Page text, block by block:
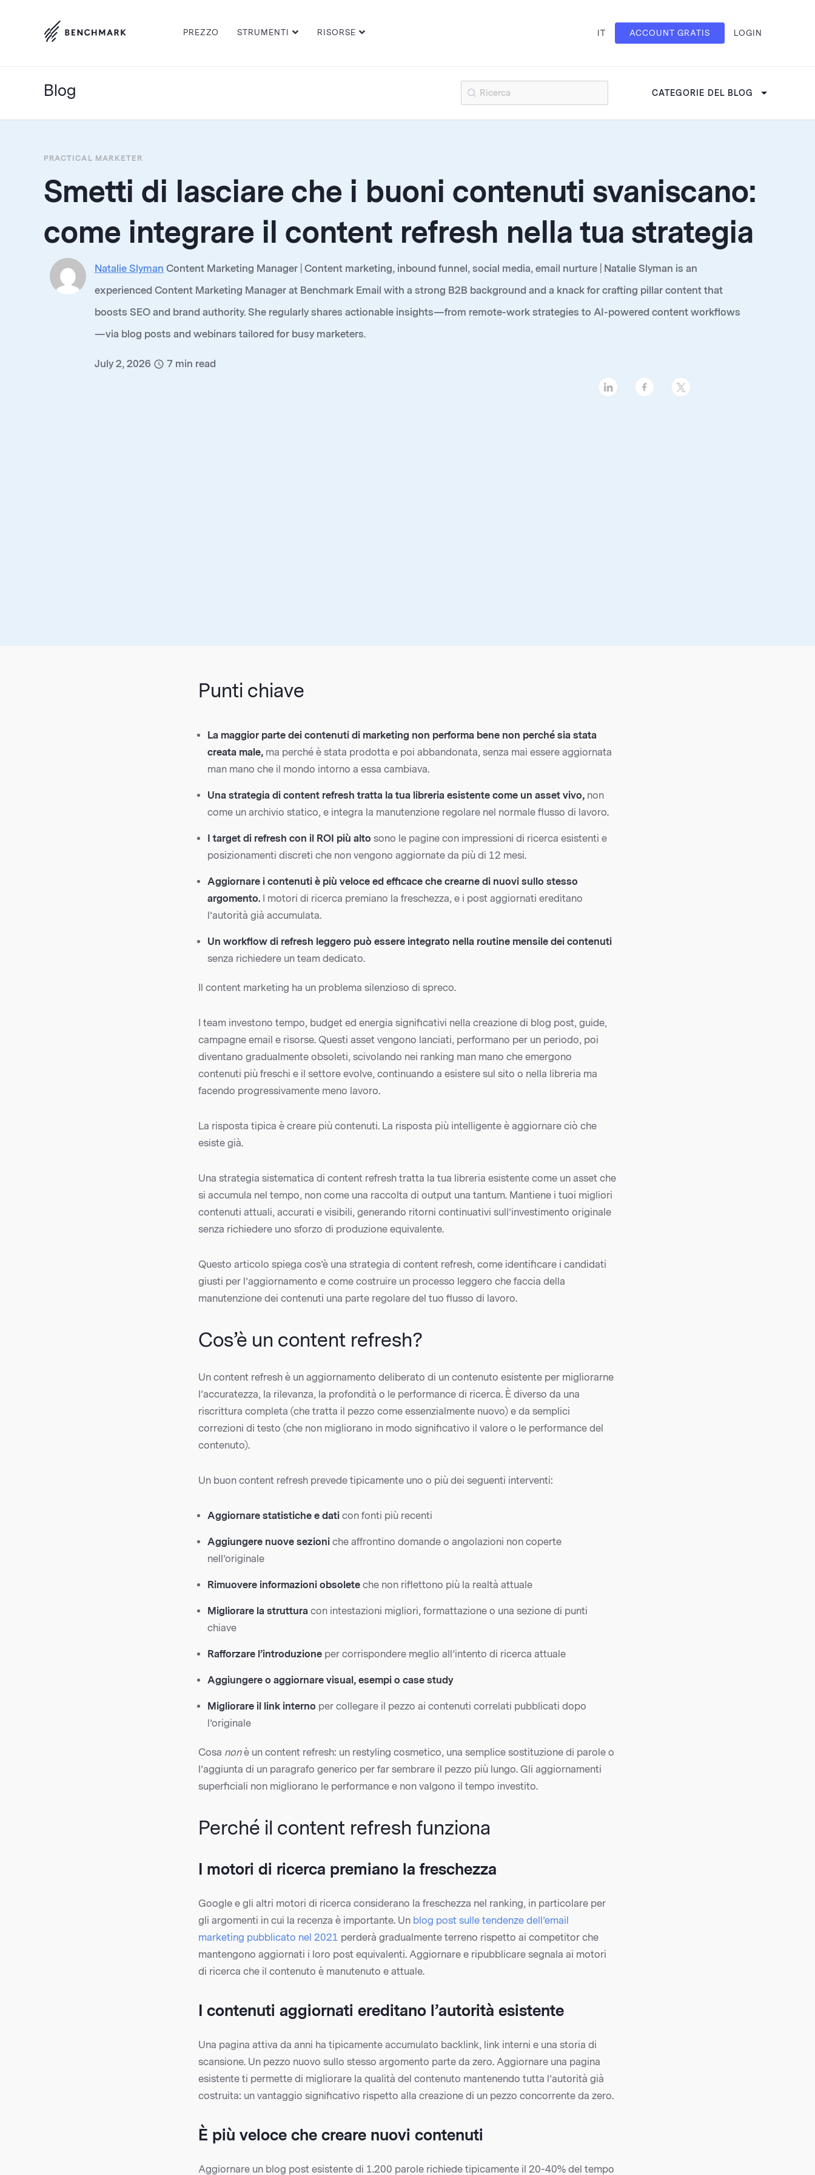
PREZZO STRUMENTI RISORSE IT ACCOUNT GRATIS LOGIN
Blog CATEGORIE DEL BLOG
PRACTICAL MARKETER
Smetti di lasciare che i buoni contenuti svaniscano:
come integrare il content refresh nella tua strategia
Natalie Slyman Content Marketing Manager | Content marketing, inbound funnel, social media, email nurture | Natalie Slyman is an
experienced Content Marketing Manager at Benchmark Email with a strong B2B background and a knack for crafting pillar content that
boosts SEO and brand authority. She regularly shares actionable insights—from remote-work strategies to AI-powered content workflows
—via blog posts and webinars tailored for busy marketers.
July 2, 2026 7 min read
Punti chiave
La maggior parte dei contenuti di marketing non performa bene non perché sia stata
creata male, ma perché è stata prodotta e poi abbandonata, senza mai essere aggiornata
man mano che il mondo intorno a essa cambiava.
Una strategia di content refresh tratta la tua libreria esistente come un asset vivo, non
come un archivio statico, e integra la manutenzione regolare nel normale flusso di lavoro.
I target di refresh con il ROI più alto sono le pagine con impressioni di ricerca esistenti e
posizionamenti discreti che non vengono aggiornate da più di 12 mesi.
Aggiornare i contenuti è più veloce ed efficace che crearne di nuovi sullo stesso
argomento.
I motori di ricerca premiano la freschezza, e i post aggiornati ereditano
l’autorità già accumulata.
Un workflow di refresh leggero può essere integrato nella routine mensile dei contenuti
senza richiedere un team dedicato.
Il content marketing ha un problema silenzioso di spreco.
I team investono tempo, budget ed energia significativi nella creazione di blog post, guide,
campagne email e risorse. Questi asset vengono lanciati, performano per un periodo, poi
diventano gradualmente obsoleti, scivolando nei ranking man mano che emergono
contenuti più freschi e il settore evolve, continuando a esistere sul sito o nella libreria ma
facendo progressivamente meno lavoro.
La risposta tipica è creare più contenuti. La risposta più intelligente è aggiornare ciò che
esiste già.
Una strategia sistematica di content refresh tratta la tua libreria esistente come un asset che
si accumula nel tempo, non come una raccolta di output una tantum. Mantiene i tuoi migliori
contenuti attuali, accurati e visibili, generando ritorni continuativi sull’investimento originale
senza richiedere uno sforzo di produzione equivalente.
Questo articolo spiega cos’è una strategia di content refresh, come identificare i candidati
giusti per l’aggiornamento e come costruire un processo leggero che faccia della
manutenzione dei contenuti una parte regolare del tuo flusso di lavoro.
Cos’è un content refresh?
Un content refresh è un aggiornamento deliberato di un contenuto esistente per migliorarne
l’accuratezza, la rilevanza, la profondità o le performance di ricerca. È diverso da una
riscrittura completa (che tratta il pezzo come essenzialmente nuovo) e da semplici
correzioni di testo (che non migliorano in modo significativo il valore o le performance del
contenuto).
Un buon content refresh prevede tipicamente uno o più dei seguenti interventi:
Aggiornare statistiche e dati con fonti più recenti
Aggiungere nuove sezioni che affrontino domande o angolazioni non coperte
nell’originale
Rimuovere informazioni obsolete che non riflettono più la realtà attuale
Migliorare la struttura con intestazioni migliori, formattazione o una sezione di punti
chiave
Rafforzare l’introduzione per corrispondere meglio all’intento di ricerca attuale
Aggiungere o aggiornare visual, esempi o case study
Migliorare il link interno per collegare il pezzo ai contenuti correlati pubblicati dopo
l’originale
Cosa nonè un content refresh: un restyling cosmetico, una semplice sostituzione di parole o
l’aggiunta di un paragrafo generico per far sembrare il pezzo più lungo. Gli aggiornamenti
superficiali non migliorano le performance e non valgono il tempo investito.
Perché il content refresh funziona
I motori di ricerca premiano la freschezza
Google e gli altri motori di ricerca considerano la freschezza nel ranking, in particolare per
gli argomenti in cui la recenza è importante. Un blog post sulle tendenze dell’email
marketing pubblicato nel 2021 perderà gradualmente terreno rispetto ai competitor che
mantengono aggiornati i loro post equivalenti. Aggiornare e ripubblicare segnala ai motori
di ricerca che il contenuto è manutenuto e attuale.
I contenuti aggiornati ereditano l’autorità esistente
Una pagina attiva da anni ha tipicamente accumulato backlink, link interni e una storia di
scansione. Un pezzo nuovo sullo stesso argomento parte da zero. Aggiornare una pagina
esistente ti permette di migliorare la qualità del contenuto mantenendo tutta l’autorità già
costruita: un vantaggio significativo rispetto alla creazione di un pezzo concorrente da zero.
È più veloce che creare nuovi contenuti
Aggiornare un blog post esistente di 1.200 parole richiede tipicamente il 20-40% del tempo